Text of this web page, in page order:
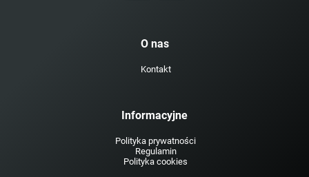
O nas
Kontakt
Informacyjne
Polityka prywatności
Regulamin
Polityka cookies